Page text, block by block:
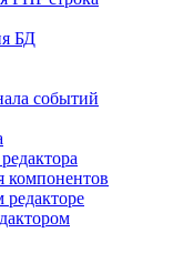
БД
событий
компонентов